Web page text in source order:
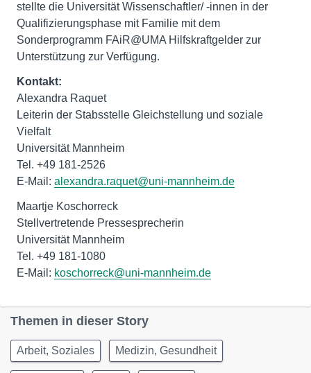
stellte die Universität Wissenschaftler/ -innen in der
Qualifizierungsphase mit Familie mit dem
Sonderprogramm FAiR@UMA Hilfskraftgelder zur
Unterstützung zur Verfügung.
Kontakt:
Alexandra Raquet
Leiterin der Stabsstelle Gleichstellung und soziale
Vielfalt
Universität Mannheim
Tel. +49 181-2526
E-Mail: alexandra.raquet@uni-mannheim.de
Maartje Koschorreck
Stellvertretende Pressesprecherin
Universität Mannheim
Tel. +49 181-1080
E-Mail: koschorreck@uni-mannheim.de
Themen in dieser Story
Arbeit, Soziales Medizin, Gesundheit